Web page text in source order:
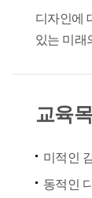
디자인에
있는 미래
교육
미적인
동적인